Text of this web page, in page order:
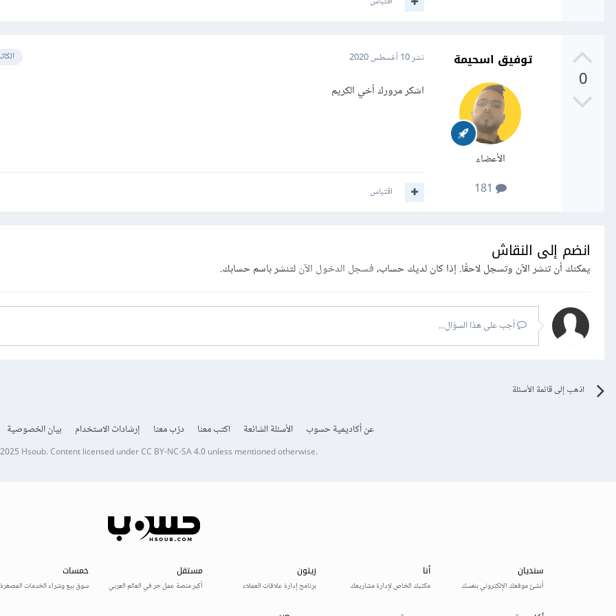
0
توفيق اسحيمة
الأعضاء
نشر10 أغسطس 2020
اشكر مرورك أخي الكريم
اقتباس
انضم إلى النقاش
يمكنك أن تنشر الآن وتسجل لاحقًا. إذا كان لديك حساب،فسجل الدخول الآنلتنشر باسم حسابك.
أجب على هذا السؤال...
اذهب إلى قائمة الأسئلة
عن أكاديمية حسوب الأسئلة الشائعة اكتب معنا درّب معنا إرشادات الاستخدام بيان الخصوصية
Hsoub.Content licensed underCC BY-NC-SA 4.0unless mentioned otherwise.